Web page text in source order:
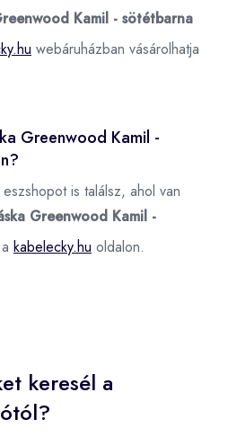
Kamil - sötétbarna
webáruházban vásárolhatja
Greenwood Kamil -
is találsz, ahol van
Greenwood Kamil -
kabelecky.hu oldalon.
keresél a